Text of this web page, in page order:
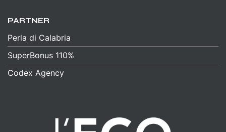
PARTNER
Perla di Calabria
SuperBonus 110%
Codex Agency